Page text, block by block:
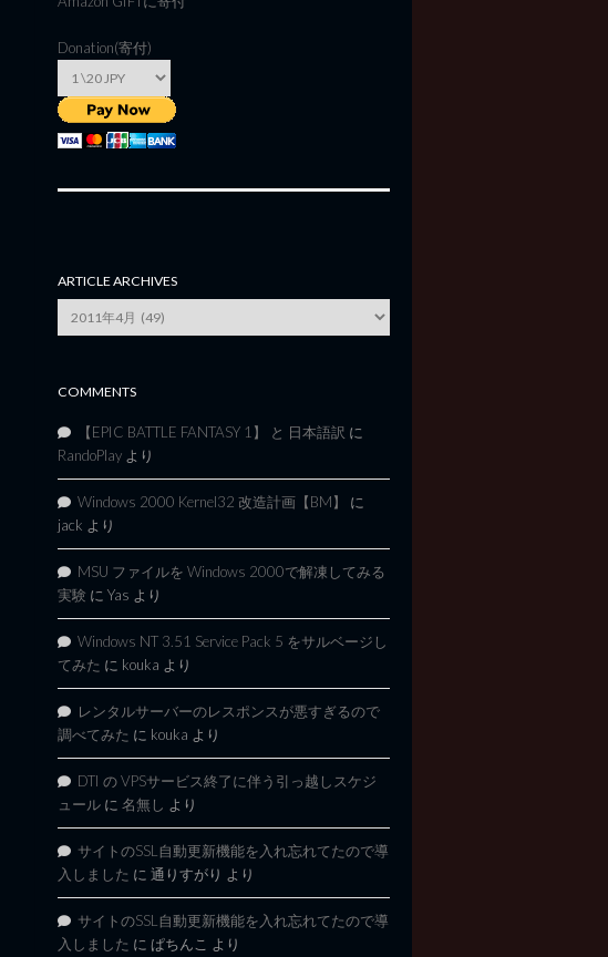
Donation(寄付)
ARTICLE ARCHIVES
Archives
COMMENTS
【EPIC BATTLE FANTASY 1】 と 日本語訳 に
RandoPlay より
Windows 2000 Kernel32 改造計画【BM】
に
jack より
MSU ファイルを Windows 2000で解凍してみる
実験 に Yas より
Windows NT 3.51 Service Pack 5 をサルベージし
てみた に kouka より
レンタルサーバーのレスポンスが悪すぎるので
調べてみた に kouka より
DTI の VPSサービス終了に伴う引っ越しスケジ
ュール に 名無し より
サイトのSSL自動更新機能を入れ忘れてたので導
入しました に 通りすがり より
サイトのSSL自動更新機能を入れ忘れてたので導
入しました に ぱちんこ より